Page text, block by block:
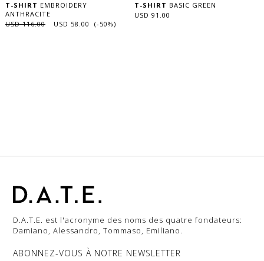
T-SHIRT EMBROIDERY
ANTHRACITE
USD 116.00
USD 58.00 (-50%)
T-SHIRT BASIC GREEN
USD 91.00
D.A.T.E. est l'acronyme des noms des quatre fondateurs:
Damiano, Alessandro, Tommaso, Emiliano.
ABONNEZ-VOUS À NOTRE NEWSLETTER